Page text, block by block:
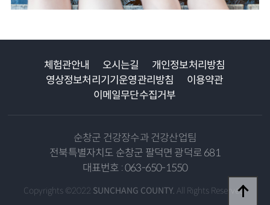
체험관안내 오시는길
개인정보처리방침
영상정보처리기기운영관리방침
이용약관
이메일무단수집거부
순창군 건강장수과 건강산업팀
전북특별자치도 순창군 팔덕면 광덕로 681
대표번호 : 063-650-1550
Copyrights ©2022 SUNCHANG COUNTY. All Rights Reserved.